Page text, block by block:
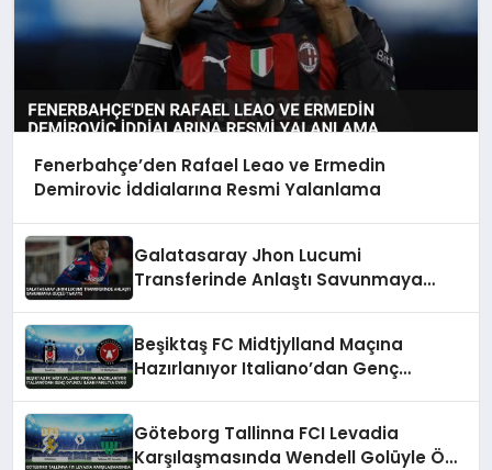
Fenerbahçe’den Rafael Leao ve Ermedin
Demirovic İddialarına Resmi Yalanlama
Galatasaray Jhon Lucumi
Transferinde Anlaştı Savunmaya
Beşiktaş FC Midtjylland Maçına
Hazırlanıyor Italiano’dan Genç
Göteborg Tallinna FCI Levadia
Karşılaşmasında Wendell Golüyle Öne